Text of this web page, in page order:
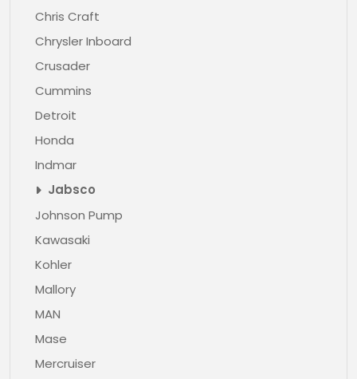
Chris Craft
Chrysler Inboard
Crusader
Cummins
Detroit
Honda
Indmar
Jabsco
Johnson Pump
Kawasaki
Kohler
Mallory
MAN
Mase
Mercruiser